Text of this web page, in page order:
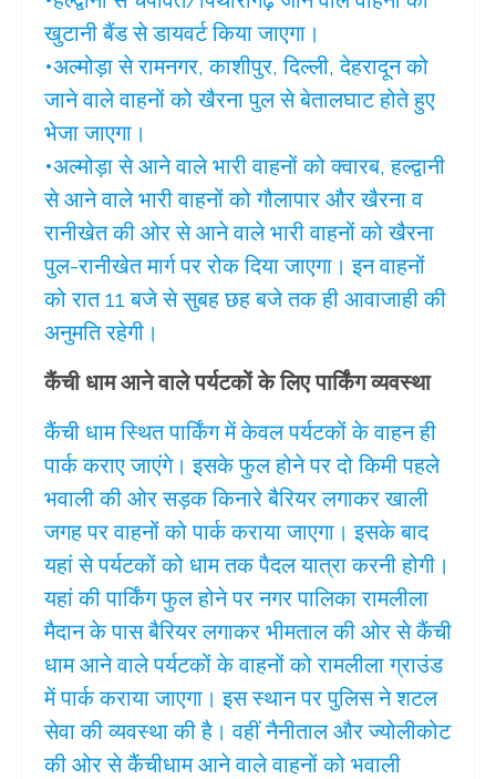
खुटानी बैंड से डायवर्ट किया जाएगा।
•अल्मोड़ा से रामनगर, काशीपुर, दिल्ली, देहरादून को
जाने वाले वाहनों को खैरना पुल से बेतालघाट होते हुए
भेजा जाएगा।
•अल्मोड़ा से आने वाले भारी वाहनों को क्वारब, हल्द्वानी
से आने वाले भारी वाहनों को गौलापार और खैरना व
रानीखेत की ओर से आने वाले भारी वाहनों को खैरना
पुल-रानीखेत मार्ग पर रोक दिया जाएगा। इन वाहनों
को रात 11 बजे से सुबह छह बजे तक ही आवाजाही की
अनुमति रहेगी।
कैंची धाम आने वाले पर्यटकों के लिए पार्किंग व्यवस्था
कैंची धाम स्थित पार्किंग में केवल पर्यटकों के वाहन ही
पार्क कराए जाएंगे। इसके फुल होने पर दो किमी पहले
भवाली की ओर सड़क किनारे बैरियर लगाकर खाली
जगह पर वाहनों को पार्क कराया जाएगा। इसके बाद
यहां से पर्यटकों को धाम तक पैदल यात्रा करनी होगी।
यहां की पार्किंग फुल होने पर नगर पालिका रामलीला
मैदान के पास बैरियर लगाकर भीमताल की ओर से कैंची
धाम आने वाले पर्यटकों के वाहनों को रामलीला ग्राउंड
में पार्क कराया जाएगा। इस स्थान पर पुलिस ने शटल
सेवा की व्यवस्था की है। वहीं नैनीताल और ज्योलीकोट
की ओर से कैंचीधाम आने वाले वाहनों को भवाली